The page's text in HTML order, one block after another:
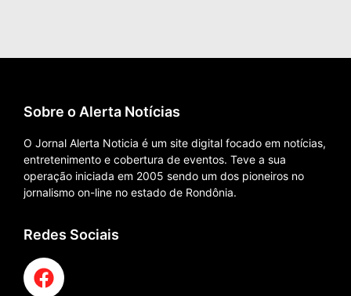
Sobre o Alerta Notícias
O Jornal Alerta Noticia é um site digital focado em notícias,
entretenimento e cobertura de eventos. Teve a sua
operação iniciada em 2005 sendo um dos pioneiros no
jornalismo on-line no estado de Rondônia.
Redes Sociais